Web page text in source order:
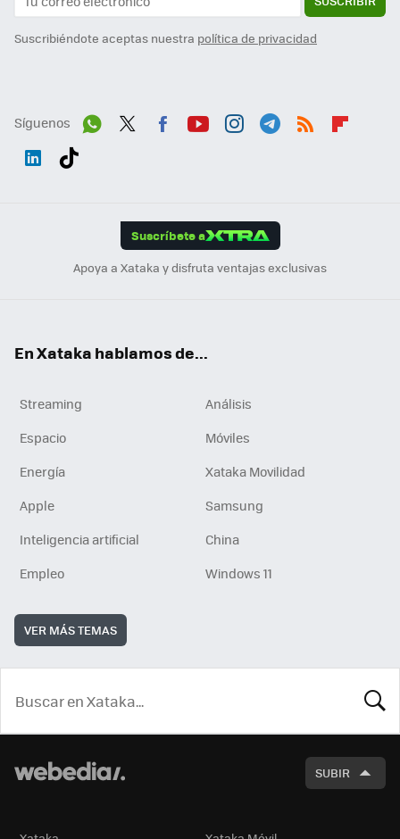
Suscribiéndote aceptas nuestra política de privacidad
Síguenos
Suscríbete a
Apoya a Xataka y disfruta ventajas exclusivas
En Xataka hablamos de...
Streaming
Análisis
Espacio
Móviles
Energía
Xataka Movilidad
Apple
Samsung
Inteligencia artificial
China
Empleo
Windows 11
VER MÁS TEMAS
SUBIR